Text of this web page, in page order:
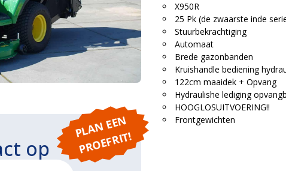
X950R
25 Pk (de zwaarste inde
Stuurbekrachtiging
Automaat
Brede gazonbanden
Kruishandle bediening
122cm maaidek + Opvang
Hydraulishe lediging
HOOGLOSUITVOERING!!
Frontgewichten
P
L
A
N
E
E
N
P
R
O
E
F
RI
T!
op